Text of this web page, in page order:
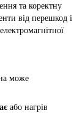
та коректну
від перешкод і
може
або нагрів